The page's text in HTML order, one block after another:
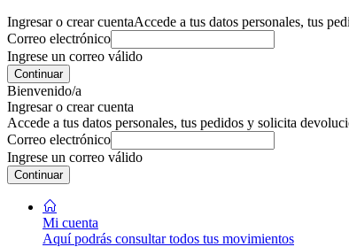
Ingresar o crear cuentaAccede a tus datos personales, tus
Correo electrónico
Ingrese un correo válido
Continuar
Bienvenido/a
Ingresar o crear cuenta
Accede a tus datos personales, tus pedidos y solicita
Correo electrónico
Ingrese un correo válido
Continuar
Mi cuenta
Aquí podrás consultar todos tus movimientos